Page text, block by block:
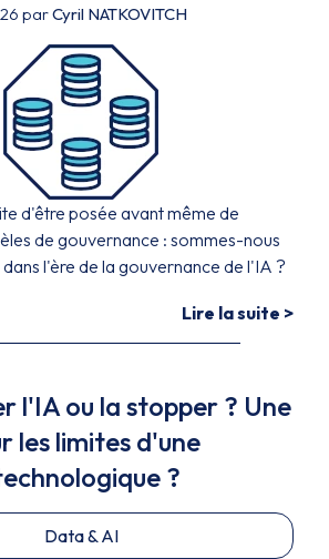
parCyril NATKOVITCH
d'être posée avant même de
de gouvernance : sommes-nous
l'ère de la gouvernance de l'IA ?
Lire la suite >
l'IA ou la stopper ? Une
les limites d'une
?
Data & AI